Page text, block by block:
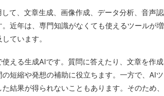
て、文章生成、画像作成、データ分析、音声
近年は、専門知識がなくても使えるツールが
ています。
える生成AIです。質問に答えたり、文章を作
短縮や発想の補助に役立ちます。一方で、AI
結果が得られないこともあります。そのため